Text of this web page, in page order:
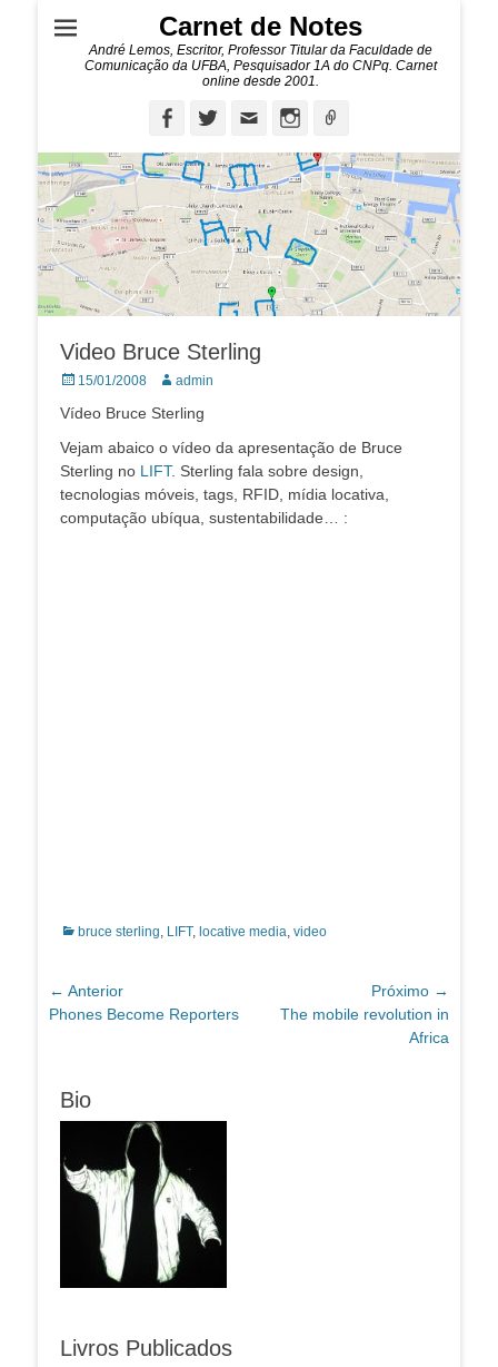
Carnet de Notes
André Lemos, Escritor, Professor Titular da Faculdade de
Comunicação da UFBA, Pesquisador 1A do CNPq. Carnet
online desde 2001.
FacebookTwitterEmail Instagram
Video Bruce Sterling
Posted
15/01/2008 Autor:admin
Vídeo Bruce Sterling
Vejam abaico o vídeo da apresentação de Bruce
Sterling no LIFT. Sterling fala sobre design,
tecnologias móveis, tags, RFID, mídia locativa,
computação ubíqua, sustentabilidade… :
Categorias:
bruce sterling LIFT, locative media video
Navegação
de
← Anterior
Post
Phones Become Reporters
Próximo →
PróximoThe mobile revolution in
Africa
Bio
Livros Publicados